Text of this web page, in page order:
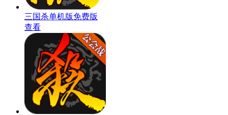
三国杀单机版免费版
查看